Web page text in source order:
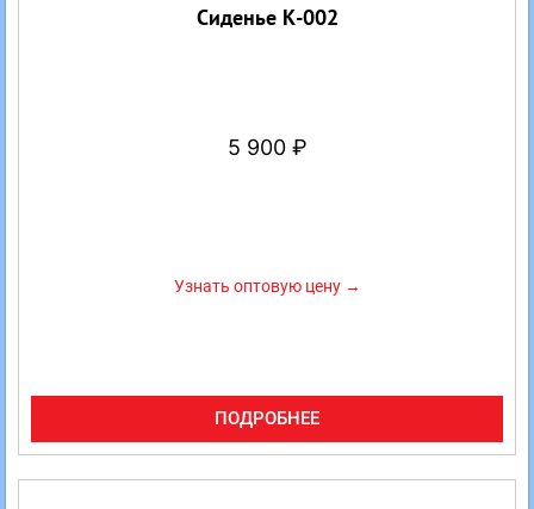
Сиденье К-002
5 900 ₽
Узнать оптовую цену →
ПОДРОБНЕЕ